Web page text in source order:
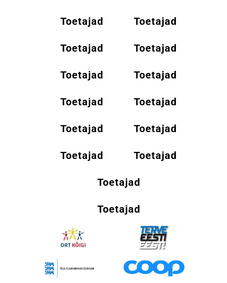
Toetajad Toetajad
Toetajad Toetajad
Toetajad Toetajad
Toetajad Toetajad
Toetajad Toetajad
Toetajad Toetajad
Toetajad
Toetajad